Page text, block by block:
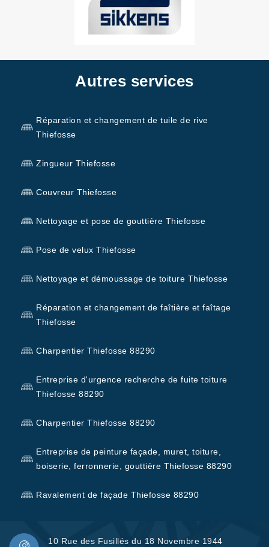
Autres services
Réparation et changement de tuile de rive
Thiefosse
Zingueur Thiefosse
Couvreur Thiefosse
Nettoyage et pose de gouttière Thiefosse
Pose de velux Thiefosse
Nettoyage et démoussage de toiture Thiefosse
Réparation et changement de faîtière et faîtage
Thiefosse
Charpentier Thiefosse 88290
Entreprise d'urgence recherche de fuite toiture
Thiefosse 88290
Charpentier Thiefosse 88290
Entreprise de peinture façade, muret, toiture,
boiserie, ferronnerie, gouttière Thiefosse 88290
Ravalement de façade Thiefosse 88290
10 Rue des Fusillés du 18 Novembre 1944